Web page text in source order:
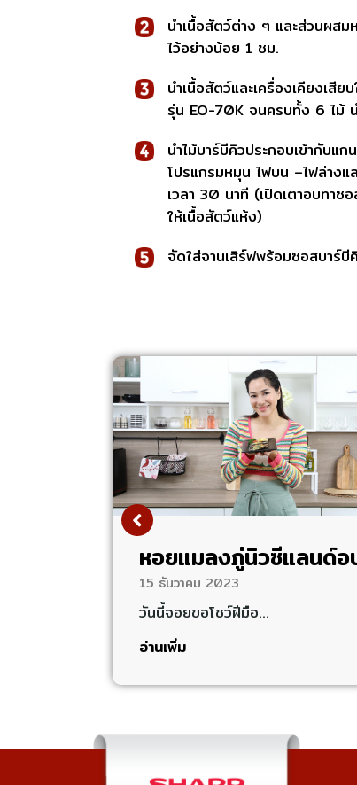
นำเนื้อสัตว์ต่าง ๆ และส่วนผสม
ไว้อย่างน้อย 1 ชม.
นำเนื้อสัตว์และเครื่องเคียงเสีย
รุ่น EO-70K จนครบทั้ง 6 ไม้
นำไม้บาร์บีคิวประกอบเข้ากับแก
โปรแกรมหมุน ไฟบน –ไฟล่าง
เวลา 30 นาที (เปิดเตาอบทาซ
ให้เนื้อสัตว์แห้ง)
จัดใส่จานเสิร์ฟพร้อมซอสบาร์บี
หอยแมลงภู่นิวซีแลนด์อ
15 ธันวาคม 2023
วันนี้จอยขอโชว์ฝีมือ…
อ่านเพิ่ม